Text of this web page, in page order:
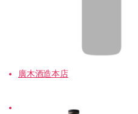
廣木酒造本店